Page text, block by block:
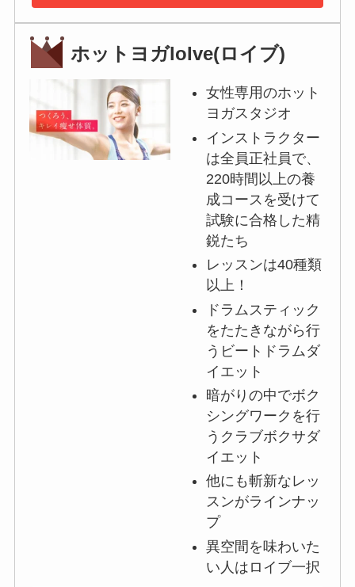
ホットヨガloIve(ロイブ)
女性専用のホット
ヨガスタジオ
インストラクター
は全員正社員で、
220時間以上の養
成コースを受けて
試験に合格した精
鋭たち
レッスンは40種類
以上！
ドラムスティック
をたたきながら行
うビートドラムダ
イエット
暗がりの中でボク
シングワークを行
うクラブボクサダ
イエット
他にも斬新なレッ
スンがラインナッ
プ
異空間を味わいた
い人はロイブ一択